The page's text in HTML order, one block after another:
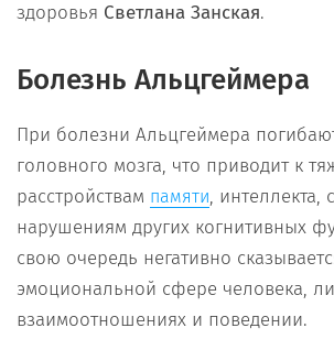
здоровья Светлана Занская.
Болезнь Альцгеймера
При болезни Альцгеймера
головного мозга, что приводит к
расстройствам памяти, интеллекта,
нарушениям других когнитивных
свою очередь негативно
эмоциональной сфере человека,
взаимоотношениях и поведении.